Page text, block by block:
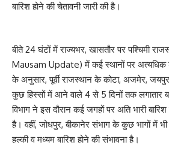
बारिश होने की चेतावनी जारी की है।
बीते 24 घंटों में राज्यभर, खासतौर पर पश्चिमी
Mausam Update) में कई स्थानों पर अत्यधिक
के अनुसार, पूर्वी राजस्थान के कोटा, अजमेर,
कुछ हिस्सों में आने वाले 4 से 5 दिनों तक लगातार
विभाग ने इस दौरान कई जगहों पर अति भारी बारिश
है। वहीं, जोधपुर, बीकानेर संभाग के कुछ भागों में
हल्की व मध्यम बारिश होने की संभावना है।